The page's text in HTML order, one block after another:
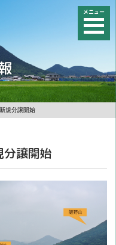
メニュー
規分譲開始
譲開始